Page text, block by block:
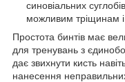
синовіальних
можливим тріщинам і
Простота бинтів має
для тренувань з
дає звихнути кисть
нанесення